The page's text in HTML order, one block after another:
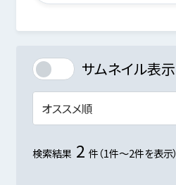
サムネイル表示
検索結果 2 件（1件～2件を表示）